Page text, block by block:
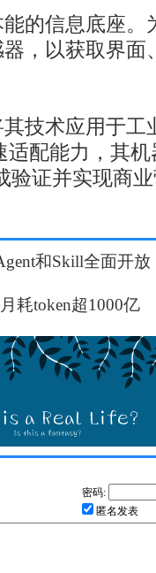
的信息底座。
，以获取界面
技术应用于工
适配能力，其
验证并实现商
和Skill全面开放
耗token超1000亿
密码:
匿名发表